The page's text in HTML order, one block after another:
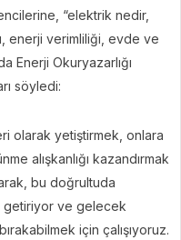
“elektrik nedir,
enerji verimliliği, evde ve
Enerji Okuryazarlığı
söyledi:
olarak yetiştirmek, onlara
alışkanlığı kazandırmak
bu doğrultuda
getiriyor ve gelecek
için çalışıyoruz.